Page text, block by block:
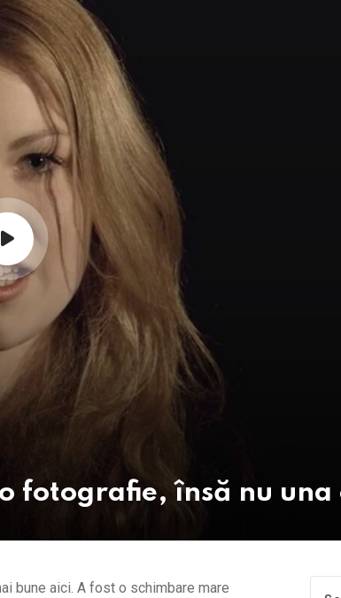
fotografie, însă nu una
bune aici. A fost o schimbare mare